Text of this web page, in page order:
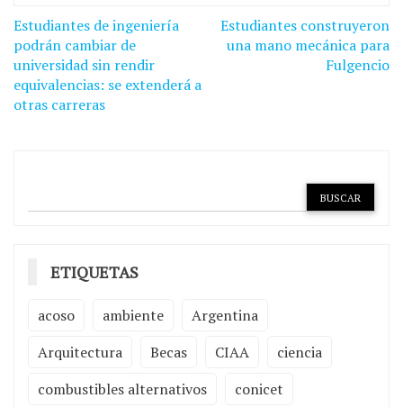
Navegación
de
entradas
Estudiantes de ingeniería
podrán cambiar de
universidad sin rendir
equivalencias: se extenderá a
otras carreras
Estudiantes construyeron
una mano mecánica para
Fulgencio
ETIQUETAS
acoso ambiente
Argentina
Arquitectura
Becas CIAA
ciencia
combustibles alternativos
conicet